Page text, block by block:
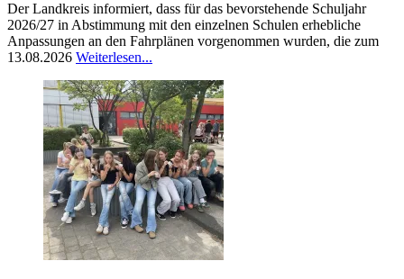
Der Landkreis informiert, dass für das bevorstehende Schuljahr
2026/27 in Abstimmung mit den einzelnen Schulen erhebliche
Anpassungen an den Fahrplänen vorgenommen wurden, die zum
13.08.2026 Weiterlesen...